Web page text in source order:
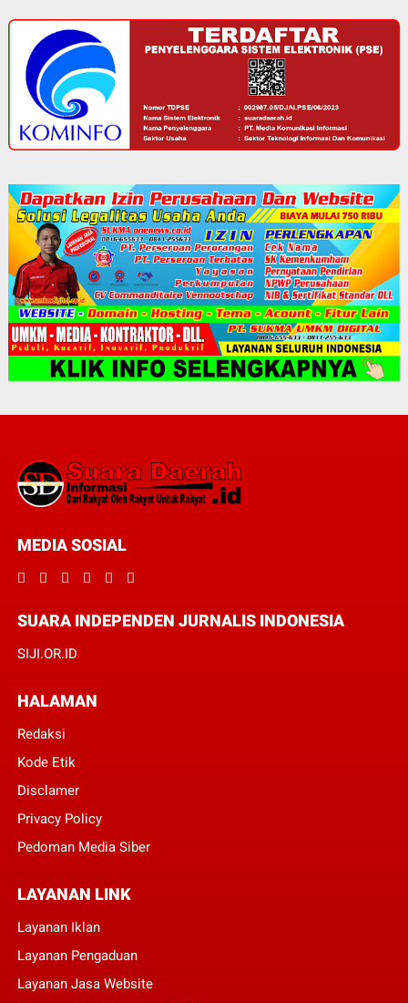
MEDIA SOSIAL
SUARA INDEPENDEN JURNALIS INDONESIA
SIJI.OR.ID
HALAMAN
Redaksi
Kode Etik
Disclamer
Privacy Policy
Pedoman Media Siber
LAYANAN LINK
Layanan Iklan
Layanan Pengaduan
Layanan Jasa Website